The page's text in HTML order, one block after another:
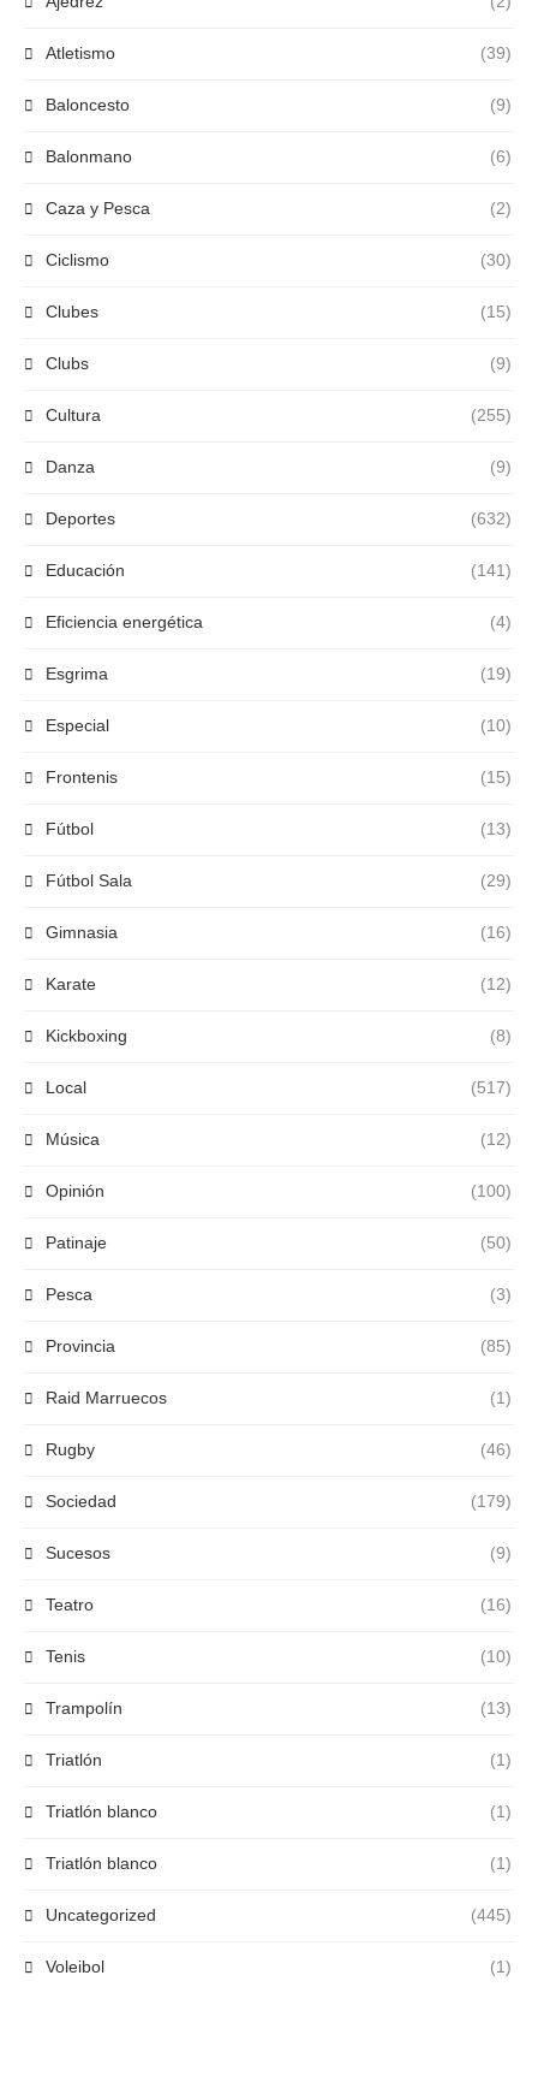
Atletismo (39)
Baloncesto (9)
Balonmano (6)
Caza y Pesca (2)
Ciclismo (30)
Clubes (15)
Clubs (9)
Cultura (255)
Danza (9)
Deportes (632)
Educación (141)
Eficiencia energética (4)
Esgrima (19)
Especial (10)
Frontenis (15)
Fútbol (13)
Fútbol Sala (29)
Gimnasia (16)
Karate (12)
Kickboxing (8)
Local (517)
Música (12)
Opinión (100)
Patinaje (50)
Pesca (3)
Provincia (85)
Raid Marruecos (1)
Rugby (46)
Sociedad (179)
Sucesos (9)
Teatro (16)
Tenis (10)
Trampolín (13)
Triatlón (1)
Triatlón blanco (1)
Triatlón blanco (1)
Uncategorized (445)
Voleibol (1)